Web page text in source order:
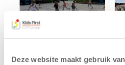
Deze website maakt gebruik